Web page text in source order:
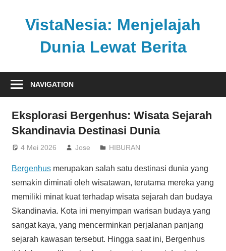
VistaNesia: Menjelajah
Dunia Lewat Berita
nasional
dalam
satu
platform
NAVIGATION
Eksplorasi Bergenhus: Wisata Sejarah
Skandinavia Destinasi Dunia
4 Mei 2026 Jose HIBURAN
Bergenhusmerupakan salah satu destinasi dunia yang
semakin diminati oleh wisatawan, terutama mereka yang
memiliki minat kuat terhadap wisata sejarah dan budaya
Skandinavia. Kota ini menyimpan warisan budaya yang
sangat kaya, yang mencerminkan perjalanan panjang
sejarah kawasan tersebut. Hingga saat ini, Bergenhus